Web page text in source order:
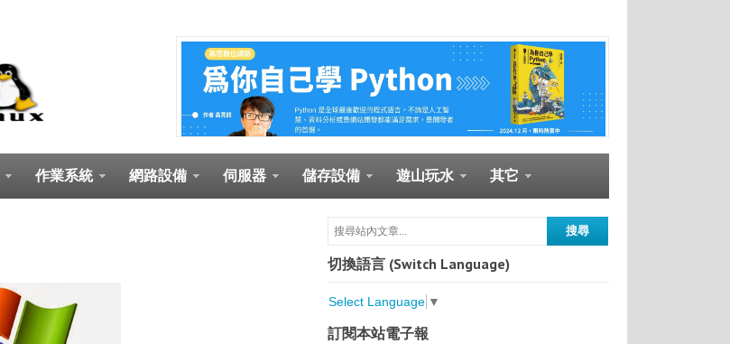
作業系統 網路設備 伺服器 儲存設備 遊山玩水 其它
切換語言 (Switch Language)
Select Language ▼
訂閱本站電子報